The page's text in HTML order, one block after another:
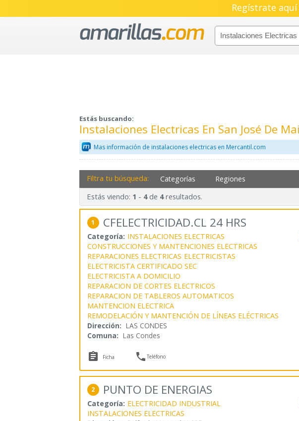
Regístrate
Estás buscando:
Instalaciones Electricas En San José De
Mas información de instalaciones electricas en Mercantil.com
Filtra tu búsqueda: Categorías Regiones
Estás viendo: 1 - 4de 4resultados.
1 CFELECTRICIDAD.CL 24 HRS
Categoría: INSTALACIONES ELECTRICAS
CONSTRUCCIONES Y MANTENCIONES ELECTRICAS
REPARACIONES ELECTRICAS ELECTRICISTAS
ELECTRICISTA CERTIFICADO SEC
ELECTRICISTA A DOMICILIO
REPARACION DE CORTES ELECTRICOS
REPARACION DE TABLEROS AUTOMATICOS
MANTENCION ELECTRICA
REMODELACIÓN Y MANTENCIÓN DE LÍNEAS ELÉCTRICAS
Dirección: LAS CONDES
Comuna: Las Condes
 Ficha Teléfono
2 PUNTO DE ENERGIAS
Categoría: ELECTRICIDAD INDUSTRIAL
INSTALACIONES ELECTRICAS